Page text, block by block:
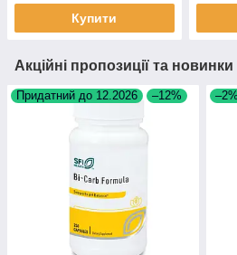
Купити
Акційні пропозиції та новинки
Придатний до 12.2026 –12% –2%